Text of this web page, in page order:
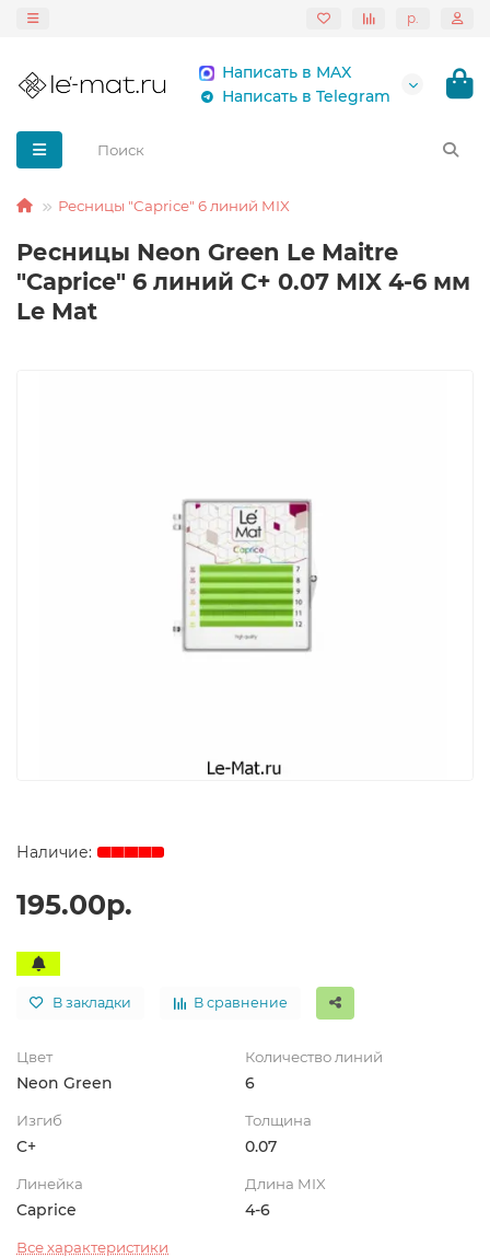
р.
Написать в MAX
Написать в Telegram
Ресницы "Caprice" 6 линий MIX
Ресницы Neon Green Le Maitre
"Caprice" 6 линий C+ 0.07 MIX 4-6 мм
Le Mat
195.00р.
В закладки В сравнение
Цвет
Neon Green
Количество линий
6
Изгиб
C+
Толщина
0.07
Линейка
Caprice
Длина MIX
4-6
Все характеристики